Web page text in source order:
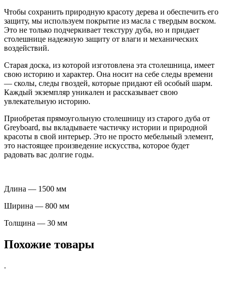
Чтобы сохранить природную красоту дерева и обеспечить его
защиту, мы используем покрытие из масла с твердым воском.
Это не только подчеркивает текстуру дуба, но и придает
столешнице надежную защиту от влаги и механических
воздействий.
Старая доска, из которой изготовлена эта столешница, имеет
свою историю и характер. Она носит на себе следы времени
— сколы, следы гвоздей, которые придают ей особый шарм.
Каждый экземпляр уникален и рассказывает свою
увлекательную историю.
Приобретая прямоугольную столешницу из старого дуба от
Greyboard, вы вкладываете частичку истории и природной
красоты в свой интерьер. Это не просто мебельный элемент,
это настоящее произведение искусства, которое будет
радовать вас долгие годы.
Длина — 1500 мм
Ширина — 800 мм
Толщина — 30 мм
Похожие товары
.